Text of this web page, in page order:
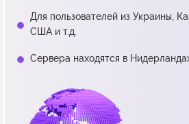
Для пользователей из Украины,
США и т.д.
Сервера находятся в